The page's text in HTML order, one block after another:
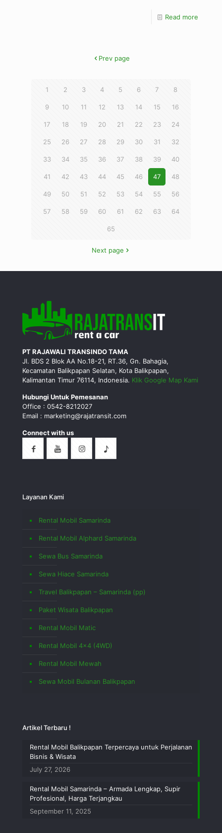
Read more
Prev page
1 2 3 4 5 6 7 8
9 10 11 12 13 14 15 16
17 18 19 20 21 22 23 24
25 26 27 28 29 30 31 32
33 34 35 36 37 38 39 40
41 42 43 44 45 46 47 48
49 50 51 52 53 54 55 56
57 58 59 60 61 62 63 64
65
Next page
PT RAJAWALI TRANSINDO TAMA
Jl. BDS 2 Blok AA No.18-21, RT.36, Gn. Bahagia,
Kecamatan Balikpapan Selatan, Kota Balikpapan,
Kalimantan Timur 76114, Indonesia. Klik Google Map Kami
Hubungi Untuk Pemesanan
Office : 0542-8212027
Email : marketing@rajatransit.com
Connect with us
Layanan Kami
Rental Mobil Samarinda
Rental Mobil Alphard Samarinda
Sewa Bus Samarinda
Sewa Hiace Samarinda
Travel Balikpapan – Samarinda (pp)
Paket Wisata Balikpapan
Rental Mobil Matic
Rental Mobil 4×4 (4WD)
Rental Mobil Mewah
Sewa Mobil Bulanan Balikpapan
Artikel Terbaru !
Rental Mobil Balikpapan Terpercaya untuk Perjalanan
Bisnis & Wisata
July 27, 2026
Rental Mobil Samarinda – Armada Lengkap, Supir
Profesional, Harga Terjangkau
September 11, 2025